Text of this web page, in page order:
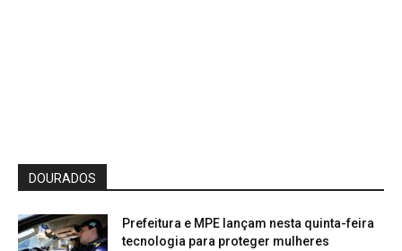
DOURADOS
Prefeitura e MPE lançam nesta quinta-feira
tecnologia para proteger mulheres